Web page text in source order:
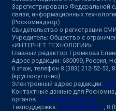
Зарегистрировано Федеральной
связи, информационных
(Роскомнадзор)
Свидетельство о регистрации
Учредитель: Общество с
«ИНТЕРНЕТ ТЕХНОЛОГИИ»
Главный редактор: Громкова
Адрес редакции: 630099, Россия,
6 этаж, телефон 8 (383) 212-52-52,
(круглосуточно)
Электронный адрес редакции:
Контактные данные для
органов: juristnsk@shkulev.ru
Техподдержка: help@shkulev.ru, 8